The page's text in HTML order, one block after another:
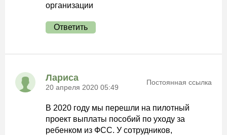
организации
Ответить
Лариса
20 апреля 2020 05:49
Постоянная ссылка
В 2020 году мы перешли на пилотный
проект выплаты пособий по уходу за
ребенком из ФСС. У сотрудников,